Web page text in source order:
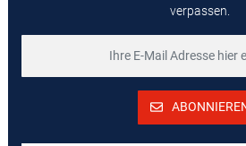
verpassen.